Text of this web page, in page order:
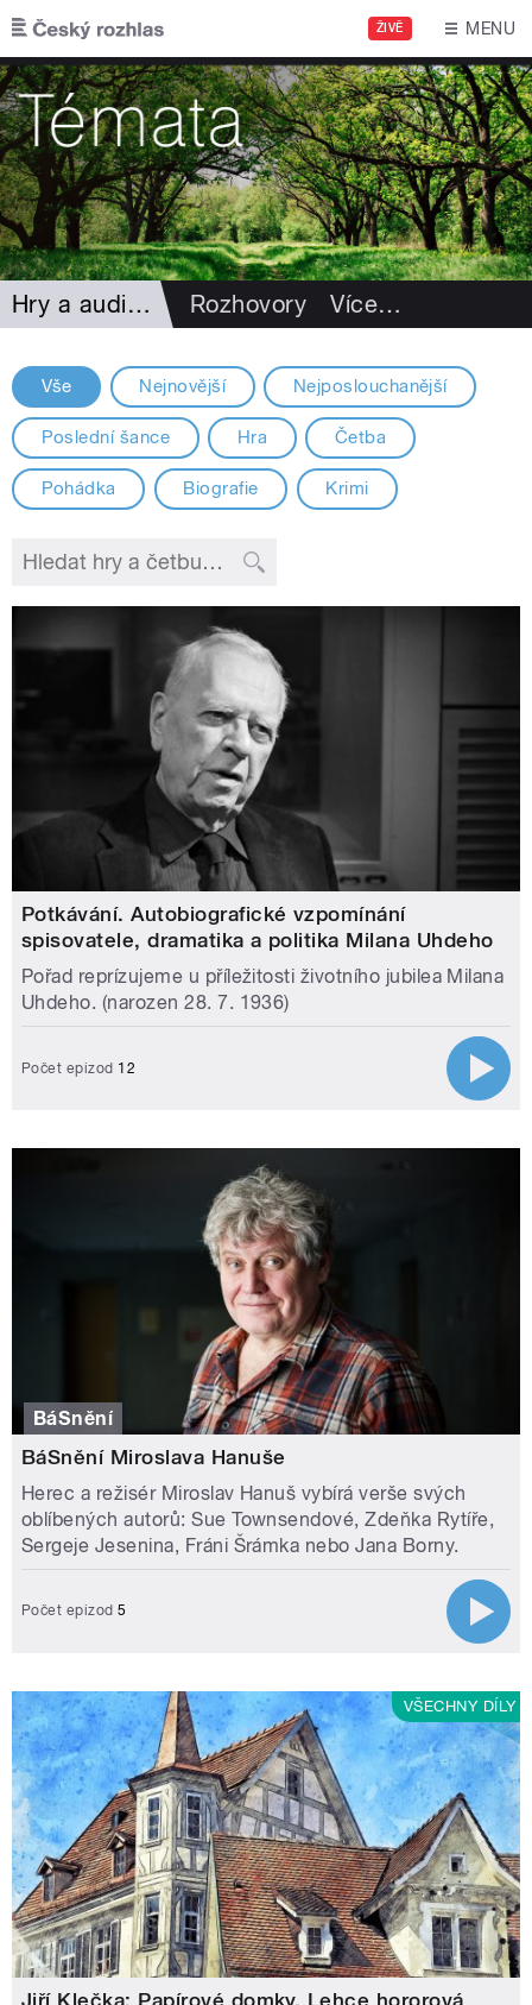
Přejít k hlavnímu obsahu
ŽIVĚ MENU
Hry a audioknihy Rozhovory Více…
Vše Nejnovější Nejposlouchanější
Poslední šance Hra Četba
Pohádka Biografie Krimi
Potkávání. Autobiografické vzpomínání
spisovatele, dramatika a politika Milana Uhdeho
Pořad reprízujeme u příležitosti životního jubilea Milana
Uhdeho. (narozen 28. 7. 1936)
Počet epizod 12
BáSnění
BáSnění Miroslava Hanuše
Herec a režisér Miroslav Hanuš vybírá verše svých
oblíbených autorů: Sue Townsendové, Zdeňka Rytíře,
Sergeje Jesenina, Fráni Šrámka nebo Jana Borny.
Počet epizod 5
VŠECHNY DÍLY
Jiří Klečka: Papírové domky. Lehce hororová